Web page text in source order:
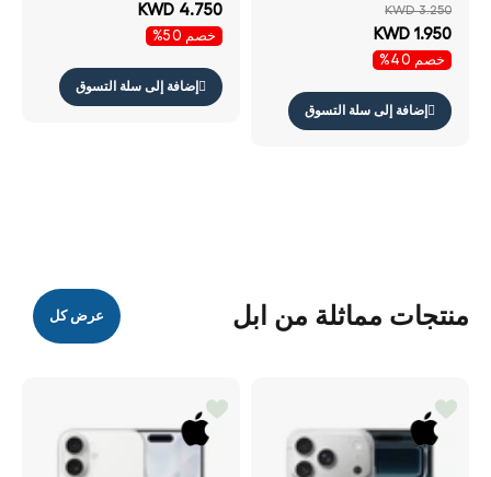
KWD 3.250
KWD 1.950
خصم 40%
إضافة إلى سلة التسوق
KWD 4.750
خصم 50%
إضافة إلى سلة التسوق
منتجات مماثلة من ابل عرض كل